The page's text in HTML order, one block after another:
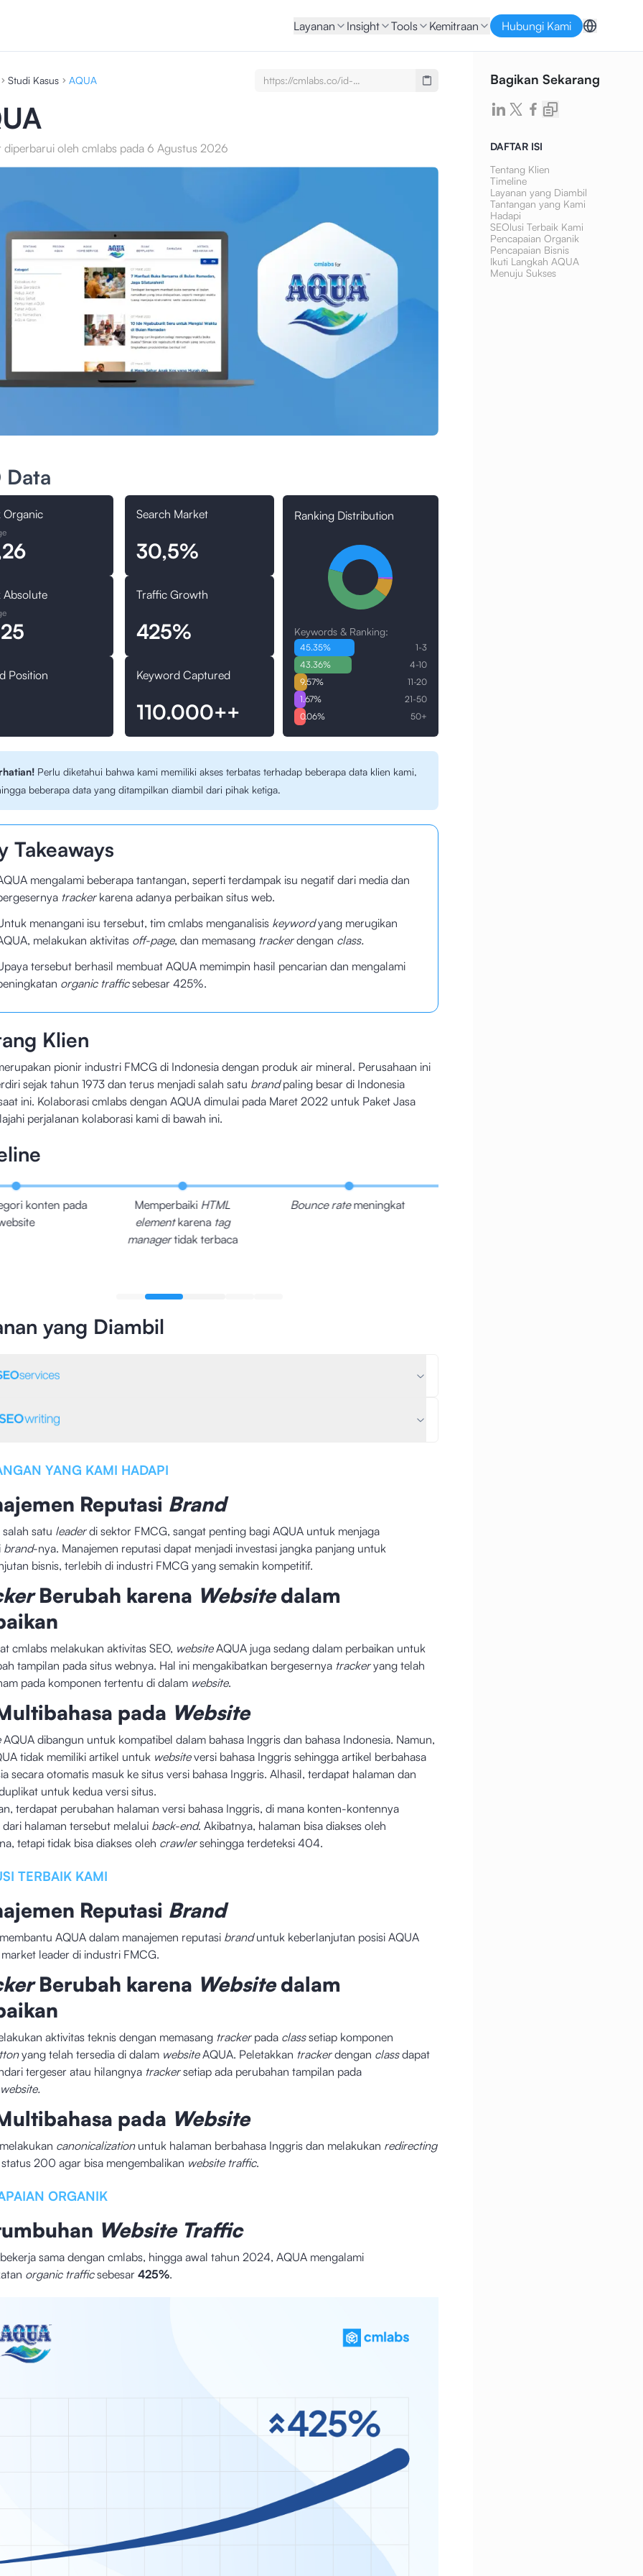
Layanan Insight Tools Kemitraan Hubungi Kami
Studi Kasus AQUA
https://cmlabs.co/id-
diperbarui oleh cmlabs pada 6 Agustus 2026
Data
Organic
Absolute
Position
Search Market
30,5%
Traffic Growth
425%
Keyword Captured
110.000++
Ranking Distribution
Keywords & Ranking:
45.35%
1-3
43.36%
4-10
9.57%
11-20
1.67%
21-50
0.06% 50+
Perlu diketahui bahwa kami memiliki akses terbatas terhadap beberapa data klien kami,
beberapa data yang ditampilkan diambil dari pihak ketiga.
Takeaways
mengalami beberapa tantangan, seperti terdampak isu negatif dari media dan
trackerkarena adanya perbaikan situs web.
menangani isu tersebut, tim cmlabs menganalisis keywordyang merugikan
melakukan aktivitas off-page, dan memasang trackerdengan class.
tersebut berhasil membuat AQUA memimpin hasil pencarian dan mengalami
organic trafficsebesar 425%.
Klien
pionir industri FMCG di Indonesia dengan produk air mineral. Perusahaan ini
sejak tahun 1973 dan terus menjadi salah satu brandpaling besar di Indonesia
ini. Kolaborasi cmlabs dengan AQUA dimulai pada Maret 2022 untuk Paket Jasa
perjalanan kolaborasi kami di bawah ini.
konten pada
Memperbaiki HTML
elementkarena tag
managertidak terbaca
Bounce ratemeningkat
yang Diambil
YANG KAMI HADAPI
Reputasi Brand
salah satu leaderdi sektor FMCG, sangat penting bagi AQUA untuk menjaga
brand-nya. Manajemen reputasi dapat menjadi investasi jangka panjang untuk
bisnis, terlebih di industri FMCG yang semakin kompetitif.
Berubah karena Websitedalam
cmlabs melakukan aktivitas SEO, websiteAQUA juga sedang dalam perbaikan untuk
tampilan pada situs webnya. Hal ini mengakibatkan bergesernya trackeryang telah
pada komponen tertentu di dalam website.
pada Website
AQUA dibangun untuk kompatibel dalam bahasa Inggris dan bahasa Indonesia. Namun,
tidak memiliki artikel untuk websiteversi bahasa Inggris sehingga artikel berbahasa
secara otomatis masuk ke situs versi bahasa Inggris. Alhasil, terdapat halaman dan
untuk kedua versi situs.
terdapat perubahan halaman versi bahasa Inggris, di mana konten-kontennya
halaman tersebut melalui back-end. Akibatnya, halaman bisa diakses oleh
tetapi tidak bisa diakses oleh crawlersehingga terdeteksi 404.
TERBAIK KAMI
Reputasi Brand
AQUA dalam manajemen reputasi branduntuk keberlanjutan posisi AQUA
leader di industri FMCG.
Berubah karena Websitedalam
aktivitas teknis dengan memasang tracker pada classsetiap komponen
yang telah tersedia di dalam websiteAQUA. Peletakkan trackerdengan classdapat
tergeser atau hilangnya trackersetiap ada perubahan tampilan pada
website.
pada Website
canonicalizationuntuk halaman berbahasa Inggris dan melakukan redirecting
200 agar bisa mengembalikan website traffic.
ORGANIK
Website Traffic
sama dengan cmlabs, hingga awal tahun 2024, AQUA mengalami
organic trafficsebesar 425%.
Bagikan Sekarang
DAFTAR ISI
Tentang Klien
Timeline
Layanan yang Diambil
Tantangan yang Kami
Hadapi
SEOlusi Terbaik Kami
Pencapaian Organik
Pencapaian Bisnis
Ikuti Langkah AQUA
Menuju Sukses